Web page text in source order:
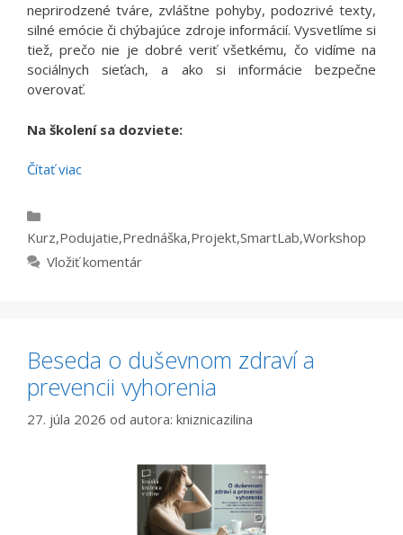
neprirodzené tváre, zvláštne pohyby, podozrivé texty,
silné emócie či chýbajúce zdroje informácií. Vysvetlíme si
tiež, prečo nie je dobré veriť všetkému, čo vidíme na
sociálnych sieťach, a ako si informácie bezpečne
overovať.
Na školení sa dozviete:
Čítať viac
Kurz,Podujatie,Prednáška,Projekt,SmartLab,Workshop
Vložiť komentár
Beseda o duševnom zdraví a
prevencii vyhorenia
27. júla 2026 od autora: kniznicazilina